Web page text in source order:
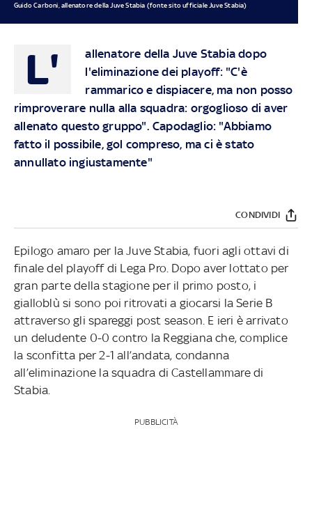
Guido Carboni, allenatore della Juve Stabia (fonte sito ufficiale Juve Stabia)
L'
allenatore della Juve Stabia dopo
l'eliminazione dei playoff: "C'è
rammarico e dispiacere, ma non posso
rimproverare nulla alla squadra: orgoglioso di aver
allenato questo gruppo". Capodaglio: "Abbiamo
fatto il possibile, gol compreso, ma ci è stato
annullato ingiustamente"
CONDIVIDI
Epilogo amaro per la Juve Stabia, fuori agli ottavi di
finale del playoff di Lega Pro. Dopo aver lottato per
gran parte della stagione per il primo posto, i
gialloblù si sono poi ritrovati a giocarsi la Serie B
attraverso gli spareggi post season. E ieri è arrivato
un deludente 0-0 contro la Reggiana che, complice
la sconfitta per 2-1 all’andata, condanna
all’eliminazione la squadra di Castellammare di
Stabia.
PUBBLICITÀ